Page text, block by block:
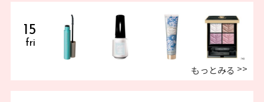
15
fri
もっとみる